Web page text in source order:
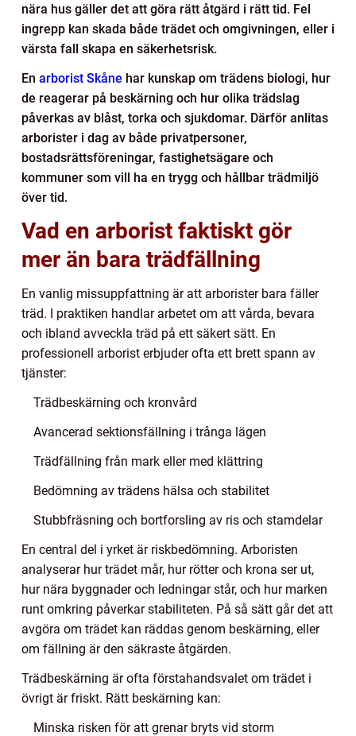
nära hus gäller det att göra rätt åtgärd i rätt tid. Fel
ingrepp kan skada både trädet och omgivningen, eller i
värsta fall skapa en säkerhetsrisk.
En arborist Skåne har kunskap om trädens biologi, hur
de reagerar på beskärning och hur olika trädslag
påverkas av blåst, torka och sjukdomar. Därför anlitas
arborister i dag av både privatpersoner,
bostadsrättsföreningar, fastighetsägare och
kommuner som vill ha en trygg och hållbar trädmiljö
över tid.
Vad en arborist faktiskt gör
mer än bara trädfällning
En vanlig missuppfattning är att arborister bara fäller
träd. I praktiken handlar arbetet om att vårda, bevara
och ibland avveckla träd på ett säkert sätt. En
professionell arborist erbjuder ofta ett brett spann av
tjänster:
Trädbeskärning och kronvård
Avancerad sektionsfällning i trånga lägen
Trädfällning från mark eller med klättring
Bedömning av trädens hälsa och stabilitet
Stubbfräsning och bortforsling av ris och stamdelar
En central del i yrket är riskbedömning. Arboristen
analyserar hur trädet mår, hur rötter och krona ser ut,
hur nära byggnader och ledningar står, och hur marken
runt omkring påverkar stabiliteten. På så sätt går det att
avgöra om trädet kan räddas genom beskärning, eller
om fällning är den säkraste åtgärden.
Trädbeskärning är ofta förstahandsvalet om trädet i
övrigt är friskt. Rätt beskärning kan:
Minska risken för att grenar bryts vid storm